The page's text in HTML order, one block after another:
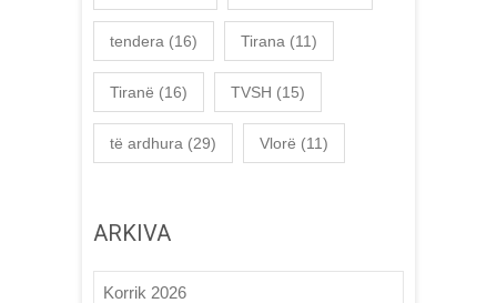
tendera (16) Tirana (11)
Tiranë (16) TVSH (15)
të ardhura (29) Vlorë (11)
ARKIVA
Korrik 2026